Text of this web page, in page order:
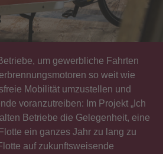
um gewerbliche Fahrten
so weit wie
Mobilität umzustellen und
voranzutreiben: Im Projekt „Ich
Betriebe die Gelegenheit, eine
ein ganzes Jahr zu lang zu
auf zukunftsweisende